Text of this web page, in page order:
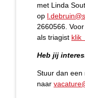
met Linda
op
2660566.
als triagist klik
Heb jij
Stuur dan een
naar